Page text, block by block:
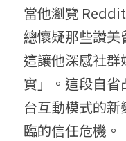
當他瀏覽
總懷疑那些讚美
這讓他深感社
實」。這段自省
台互動模式的
臨的信任危機。